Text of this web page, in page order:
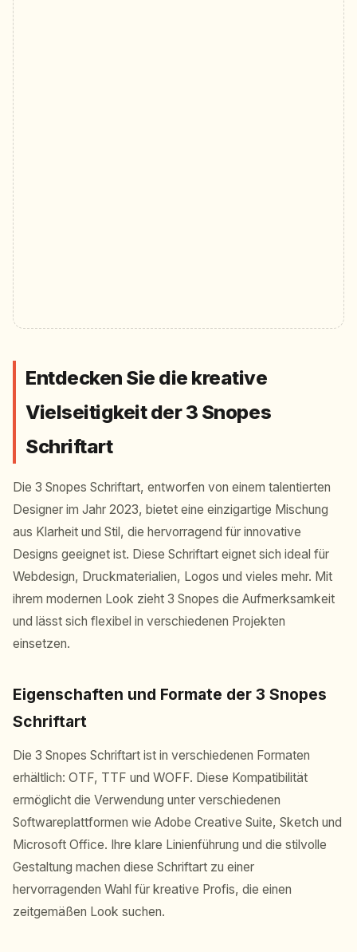
Entdecken Sie die kreative
Vielseitigkeit der 3 Snopes
Schriftart
Die 3 Snopes Schriftart, entworfen von einem talentierten
Designer im Jahr 2023, bietet eine einzigartige Mischung
aus Klarheit und Stil, die hervorragend für innovative
Designs geeignet ist. Diese Schriftart eignet sich ideal für
Webdesign, Druckmaterialien, Logos und vieles mehr. Mit
ihrem modernen Look zieht 3 Snopes die Aufmerksamkeit
und lässt sich flexibel in verschiedenen Projekten
einsetzen.
Eigenschaften und Formate der 3 Snopes
Schriftart
Die 3 Snopes Schriftart ist in verschiedenen Formaten
erhältlich: OTF, TTF und WOFF. Diese Kompatibilität
ermöglicht die Verwendung unter verschiedenen
Softwareplattformen wie Adobe Creative Suite, Sketch und
Microsoft Office. Ihre klare Linienführung und die stilvolle
Gestaltung machen diese Schriftart zu einer
hervorragenden Wahl für kreative Profis, die einen
zeitgemäßen Look suchen.